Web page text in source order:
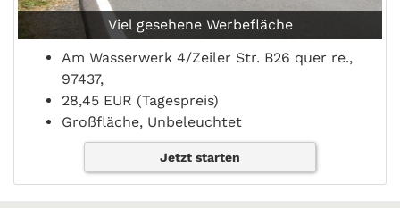
Viel gesehene Werbefläche
Am Wasserwerk 4/Zeiler Str. B26 quer re.,
97437,
28,45 EUR (Tagespreis)
Großfläche, Unbeleuchtet
Jetzt starten